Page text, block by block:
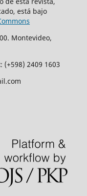
está bajo
Montevideo,
(+598) 2409 1603